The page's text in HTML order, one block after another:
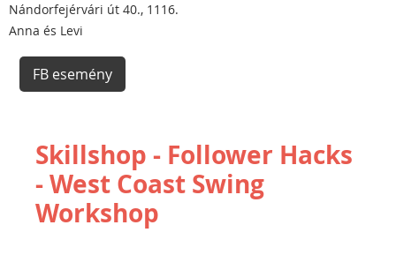
Nándorfejérvári út 40., 1116.
Anna és Levi
FB esemény
Skillshop - Follower Hacks
- West Coast Swing
Workshop